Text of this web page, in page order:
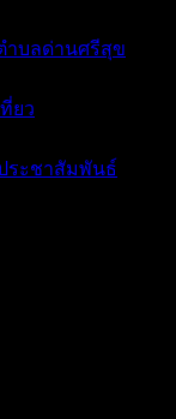
ำบลด่านศรีสุข
ยว
ระชาสัมพันธ์